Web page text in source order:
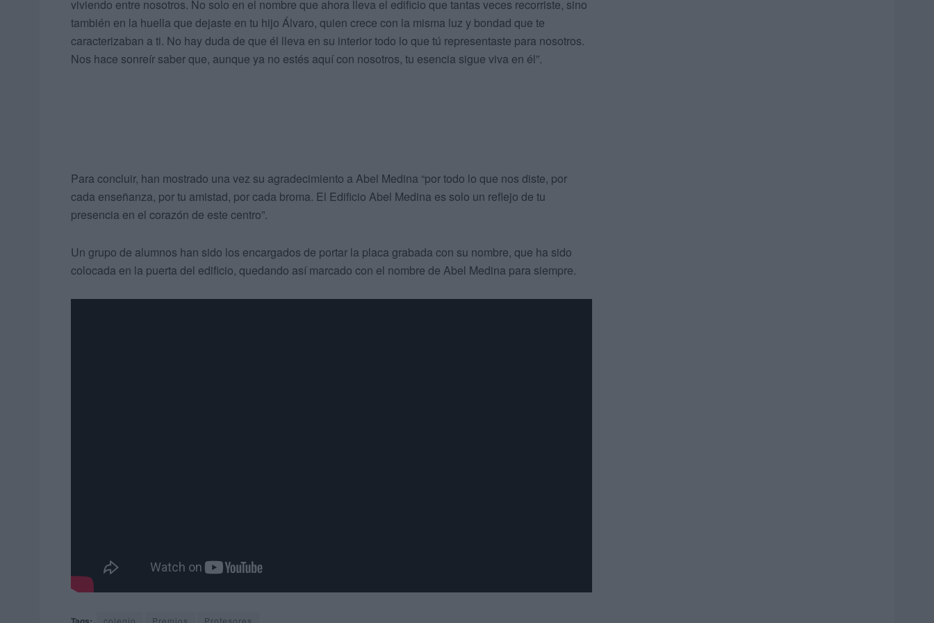
viviendo entre nosotros. No solo en el nombre que ahora lleva el edificio que tantas veces recorriste, sino
también en la huella que dejaste en tu hijo Álvaro, quien crece con la misma luz y bondad que te
caracterizaban a ti. No hay duda de que él lleva en su interior todo lo que tú representaste para nosotros.
Nos hace sonreír saber que, aunque ya no estés aquí con nosotros, tu esencia sigue viva en él”.
Para concluir, han mostrado una vez su agradecimiento a Abel Medina “por todo lo que nos diste, por
cada enseñanza, por tu amistad, por cada broma. El Edificio Abel Medina es solo un reflejo de tu
presencia en el corazón de este centro”.
Un grupo de alumnos han sido los encargados de portar la placa grabada con su nombre, que ha sido
colocada en la puerta del edificio, quedando así marcado con el nombre de Abel Medina para siempre.